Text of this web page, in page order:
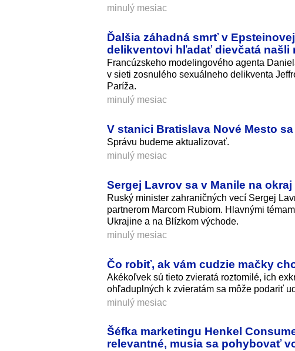
minulý mesiac
Ďalšia záhadná smrť v
delikventovi hľadať dievčatá našli
Francúzskeho modelingového agenta
v sieti zosnulého sexuálneho delikventa
Paríža.
minulý mesiac
V stanici Bratislava Nové Mesto
Správu budeme aktualizovať.
minulý mesiac
Sergej Lavrov sa v Manile na
Ruský minister zahraničných vecí Sergej
partnerom Marcom Rubiom. Hlavnými
Ukrajine a na Blízkom východe.
minulý mesiac
Čo robiť, ak vám cudzie mačky
Akékoľvek sú tieto zvieratá roztomilé, ich
ohľaduplných k zvieratám sa môže podariť
minulý mesiac
Šéfka marketingu Henkel
relevantné, musia sa pohybovať